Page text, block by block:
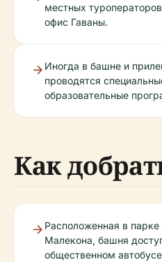
местных
офис Гаваны.
Иногда в башне и
проводятся
образовательные
Как
Расположенная в
Малекона, башня
общественном